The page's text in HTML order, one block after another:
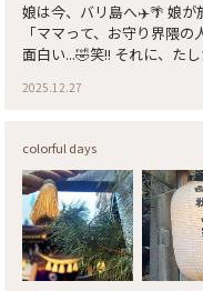
娘は今、バリ島へ✈️🌴 娘が
「ママって、お守り界隈
面白い...🤣笑!! それに、た
て下さる 小網神社のお守
リ✩⡱ 無事と笑顔を願いな
たくさんできますように✨
見送る母の気持ち #お守り
2025.12.27
colorful days